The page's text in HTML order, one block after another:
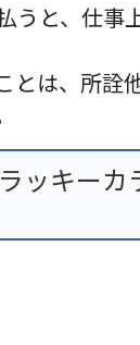
うと、仕事
とは、所詮
ッキー